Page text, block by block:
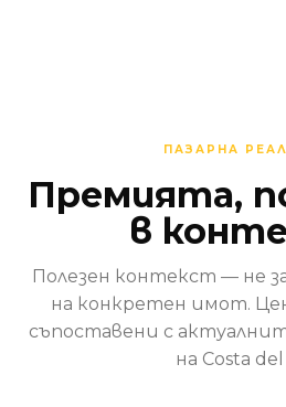
ПАЗАРНА
Премията,
в
Полезен контекст — не
на конкретен имот.
съпоставени с
на Costa del